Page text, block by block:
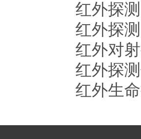
红外探
红外探
红外对
红外探
红外生